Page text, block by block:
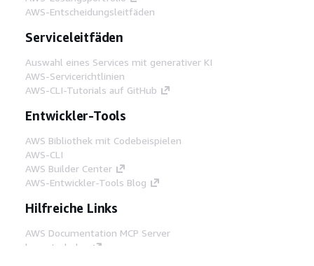
AWS-Entscheidungsleitfäden
Serviceleitfäden
Auswahl eines Services mit generativer KI
AWS-Servicerichtlinien
AWS-CLI-Tutorials auf GitHub
Entwickler-Tools
AWS Bibliothek mit Codebeispielen
AWS-CLI
AWS Builder Center
AWS-Entwickler-Tools Blog
Hilfreiche Links
AWS Documentation MCP Server
herunterladen